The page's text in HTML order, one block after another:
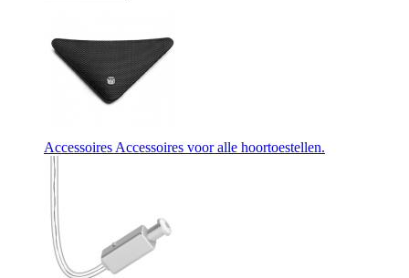
AccessoiresAccessoires voor alle hoortoestellen.